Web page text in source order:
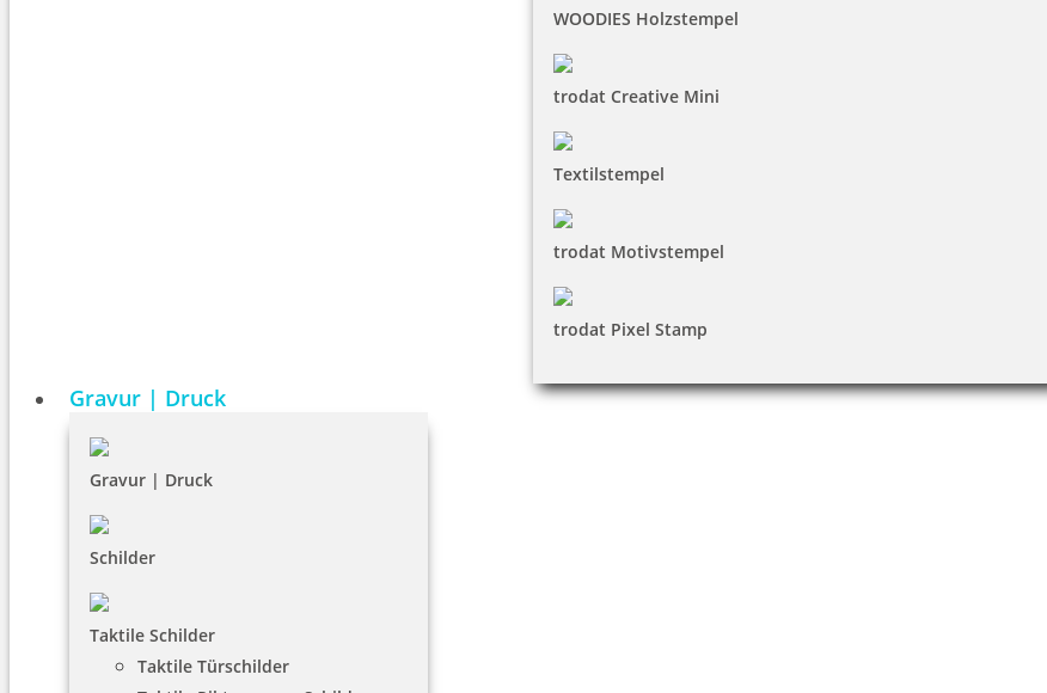
WOODIES Holzstempel
trodat Creative Mini
Textilstempel
trodat Motivstempel
trodat Pixel Stamp
Gravur | Druck
Gravur | Druck
Schilder
Taktile Schilder
Taktile Türschilder